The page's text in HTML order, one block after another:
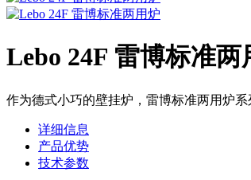
Lebo 24F 雷博标准两
作为德式小巧的壁挂炉，雷博标准两用炉
详细信息
产品优势
技术参数